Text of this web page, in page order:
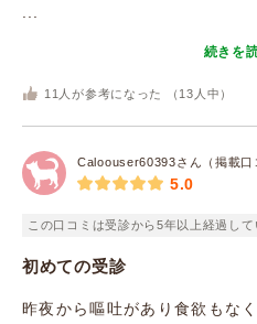
続きを
11 人が参考になった （ 13 人中）
Caloouser60393さん（掲載口
5.0
この口コミは受診から5年以上経過して
初めての受診
昨夜から嘔吐があり食欲もな